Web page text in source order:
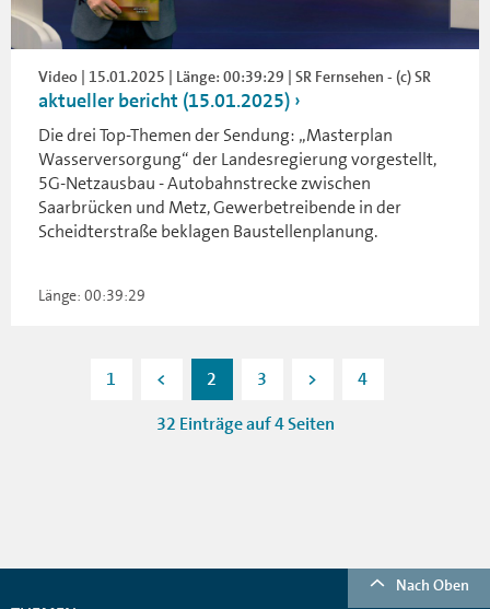
Video | 15.01.2025 | Länge: 00:39:29 | SR Fernsehen - (c) SR
aktueller bericht (15.01.2025)
Die drei Top-Themen der Sendung: „Masterplan
Wasserversorgung“ der Landesregierung vorgestellt,
5G-Netzausbau - Autobahnstrecke zwischen
Saarbrücken und Metz, Gewerbetreibende in der
Scheidterstraße beklagen Baustellenplanung.
Länge: 00:39:29
1 < 2 3 > 4
32 Einträge auf 4 Seiten
Nach Oben